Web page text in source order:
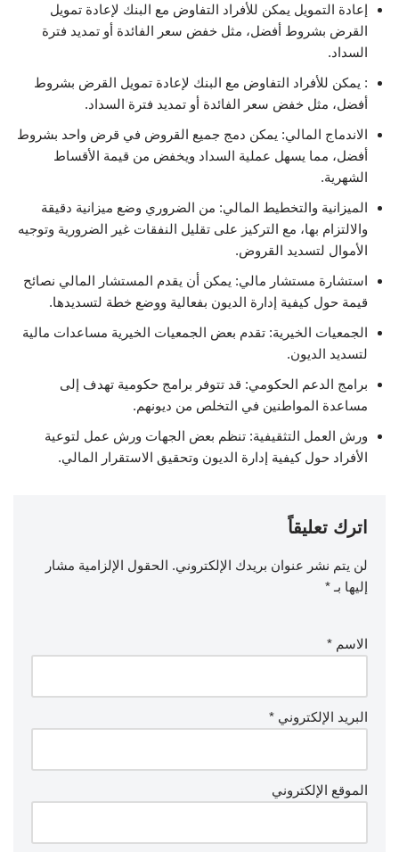
إعادة التمويل يمكن للأفراد التفاوض مع البنك لإعادة تمويل
القرض بشروط أفضل، مثل خفض سعر الفائدة أو تمديد فترة
السداد.
: يمكن للأفراد التفاوض مع البنك لإعادة تمويل القرض بشروط
أفضل، مثل خفض سعر الفائدة أو تمديد فترة السداد.
الاندماج المالي: يمكن دمج جميع القروض في قرض واحد بشروط
أفضل، مما يسهل عملية السداد ويخفض من قيمة الأقساط
الشهرية.
الميزانية والتخطيط المالي: من الضروري وضع ميزانية دقيقة
والالتزام بها، مع التركيز على تقليل النفقات غير الضرورية وتوجيه
الأموال لتسديد القروض.
استشارة مستشار مالي: يمكن أن يقدم المستشار المالي نصائح
قيمة حول كيفية إدارة الديون بفعالية ووضع خطة لتسديدها.
الجمعيات الخيرية: تقدم بعض الجمعيات الخيرية مساعدات مالية
لتسديد الديون.
برامج الدعم الحكومي: قد تتوفر برامج حكومية تهدف إلى
مساعدة المواطنين في التخلص من ديونهم.
ورش العمل التثقيفية: تنظم بعض الجهات ورش عمل لتوعية
الأفراد حول كيفية إدارة الديون وتحقيق الاستقرار المالي.
اترك تعليقاً
لن يتم نشر عنوان بريدك الإلكتروني. الحقول الإلزامية مشار
إليها بـ *
الاسم *
البريد الإلكتروني *
الموقع الإلكتروني